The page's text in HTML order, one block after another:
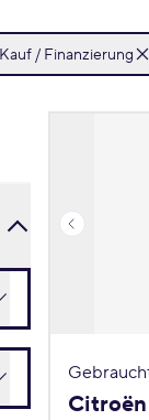
Kauf / Finanzierung